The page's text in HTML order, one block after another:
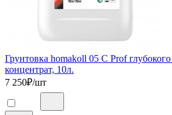
Грунтовка homakoll 05 С Prof
концентрат, 10л.
7 250₽/шт